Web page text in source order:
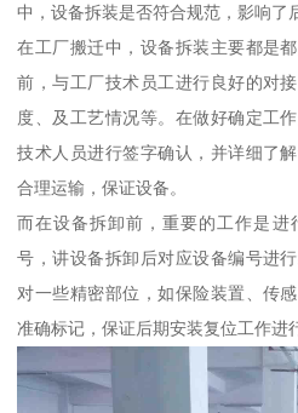
中，设备拆装是否符合规范，影响了
在工厂搬迁中，设备拆装主要都是
前，与工厂技术员工进行良好的对
度、及工艺情况等。在做好确定工
技术人员进行签字确认，并详细了
合理运输，保证设备。
而在设备拆卸前，重要的工作是进
号，讲设备拆卸后对应设备编号进
对一些精密部位，如保险装置、传
准确标记，保证后期安装复位工作进